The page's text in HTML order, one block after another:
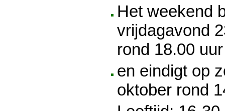
Het weekend
vrijdagavond
rond 18.00 uur
en eindigt op
oktober rond